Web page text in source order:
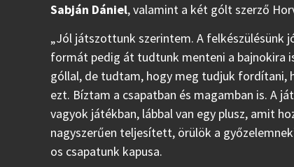
Sabján Dániel, valamint a két gólt szerző
„Jól játszottunk szerintem. A felkészülésünk
formát pedig át tudtunk menteni a bajnokira
góllal, de tudtam, hogy meg tudjuk fordítani,
ezt. Bíztam a csapatban és magamban is. A
vagyok játékban, lábbal van egy plusz, amit
nagyszerűen teljesített, örülök a
os csapatunk kapusa.